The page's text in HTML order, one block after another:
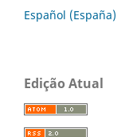
Español (España)
Edição Atual